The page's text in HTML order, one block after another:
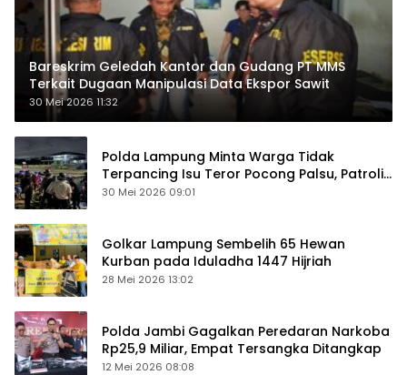
Bareskrim Geledah Kantor dan Gudang PT MMS
Terkait Dugaan Manipulasi Data Ekspor Sawit
30 Mei 2026 11:32
Polda Lampung Minta Warga Tidak
Terpancing Isu Teror Pocong Palsu, Patroli
Keamanan Ditingkatkan
30 Mei 2026 09:01
Golkar Lampung Sembelih 65 Hewan
Kurban pada Iduladha 1447 Hijriah
28 Mei 2026 13:02
Polda Jambi Gagalkan Peredaran Narkoba
Rp25,9 Miliar, Empat Tersangka Ditangkap
12 Mei 2026 08:08